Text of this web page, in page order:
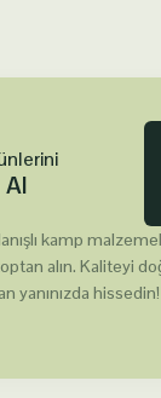
Al
kamp
alın. Kaliteyi
yanınızda hissedin!